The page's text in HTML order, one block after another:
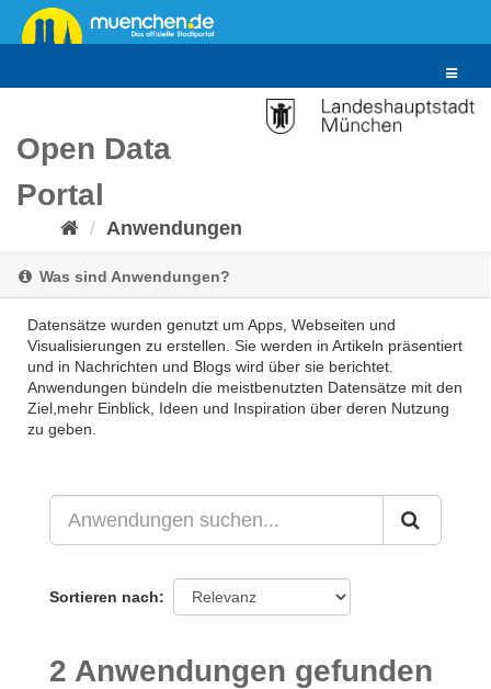
Überspringen
zum
Toggle
Open Data
Portal
Anwendungen
Was sind Anwendungen?
Datensätze wurden genutzt um Apps, Webseiten und
Visualisierungen zu erstellen. Sie werden in Artikeln präsentiert
und in Nachrichten und Blogs wird über sie berichtet.
Anwendungen bündeln die meistbenutzten Datensätze mit den
Ziel,mehr Einblick, Ideen und Inspiration über deren Nutzung
zu geben.
Sortieren nach
2 Anwendungen gefunden